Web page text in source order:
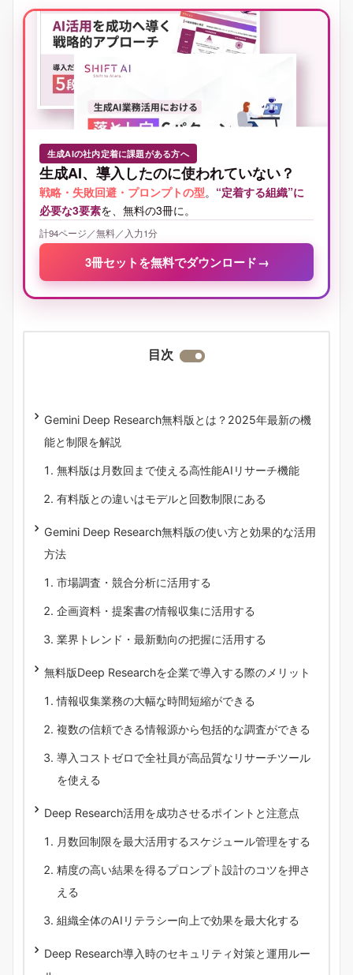
生成AIの社内定着に課題がある方へ
生成AI、導入したのに使われていない？
戦略・失敗回避・プロンプトの型。 “定着する組織”に
必要な3要素を、無料の3冊に。
計94ページ／無料／入力1分
3冊セットを無料でダウンロード→
目次
Gemini Deep Research無料版とは？2025年最新の機
能と制限を解説
無料版は月数回まで使える高性能AIリサーチ機能
有料版との違いはモデルと回数制限にある
Gemini Deep Research無料版の使い方と効果的な活用
方法
市場調査・競合分析に活用する
企画資料・提案書の情報収集に活用する
業界トレンド・最新動向の把握に活用する
無料版Deep Researchを企業で導入する際のメリット
情報収集業務の大幅な時間短縮ができる
複数の信頼できる情報源から包括的な調査ができる
導入コストゼロで全社員が高品質なリサーチツール
を使える
Deep Research活用を成功させるポイントと注意点
月数回制限を最大活用するスケジュール管理をする
精度の高い結果を得るプロンプト設計のコツを押さ
える
組織全体のAIリテラシー向上で効果を最大化する
Deep Research導入時のセキュリティ対策と運用ルー